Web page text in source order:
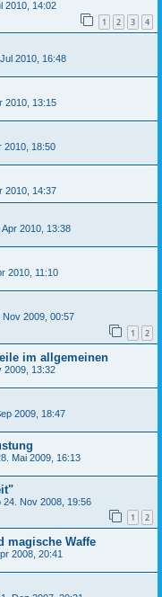
2010, 14:02
1 2 3 4
2010, 16:48
2010, 13:15
2010, 18:50
2010, 14:37
Apr 2010, 13:38
2010, 11:10
Nov 2009, 00:57
1 2
im allgemeinen
2009, 13:32
2009, 18:47
Mai 2009, 16:13
24. Nov 2008, 19:56
1 2
magische Waffe
2008, 20:41